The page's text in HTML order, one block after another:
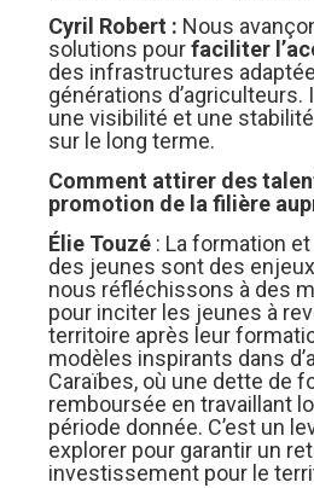
Cyril Robert : Nous
solutions pourfaciliter
des infrastructures
générations
une visibilité et une
sur le long terme.
Comment attirer des
promotion de la filière
Élie Touzé : La formation
des jeunes sont des
nous réfléchissons à des
pour inciter les jeunes à
territoire après leur
modèles inspirants dans
Caraïbes, où une dette de
remboursée en travaillant
période donnée. C’est un
explorer pour garantir un
investissement pour le